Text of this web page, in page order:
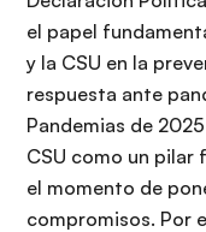
el papel
y la CSU en la
respuesta ante
Pandemias de
CSU como un pilar
el momento de
compromisos. Por